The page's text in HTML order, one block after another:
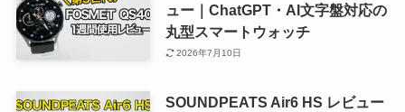
ュー｜ChatGPT・AI文字盤対応の
丸型スマートウォッチ
2026年7月10日
SOUNDPEATS Air6 HS レビュー